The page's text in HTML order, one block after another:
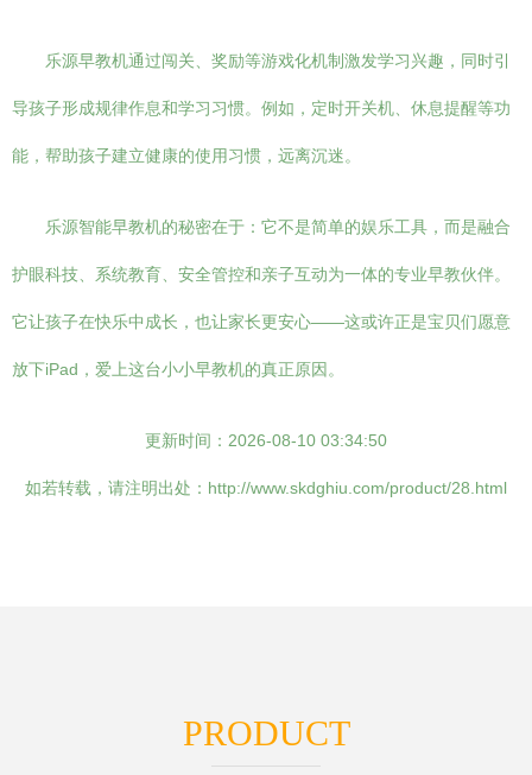
乐源早教机通过闯关、奖励等游戏化机制激发学习兴趣，同时引
导孩子形成规律作息和学习习惯。例如，定时开关机、休息提醒等功
能，帮助孩子建立健康的使用习惯，远离沉迷。
乐源智能早教机的秘密在于：它不是简单的娱乐工具，而是融合
护眼科技、系统教育、安全管控和亲子互动为一体的专业早教伙伴。
它让孩子在快乐中成长，也让家长更安心——这或许正是宝贝们愿意
放下iPad，爱上这台小小早教机的真正原因。
更新时间：2026-08-10 03:34:50
如若转载，请注明出处：http://www.skdghiu.com/product/28.html
PRODUCT